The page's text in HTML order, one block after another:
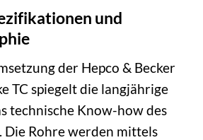
und
der Hepco & Becker
TC spiegelt die langjährige
technische Know-how des
Die Rohre werden mittels